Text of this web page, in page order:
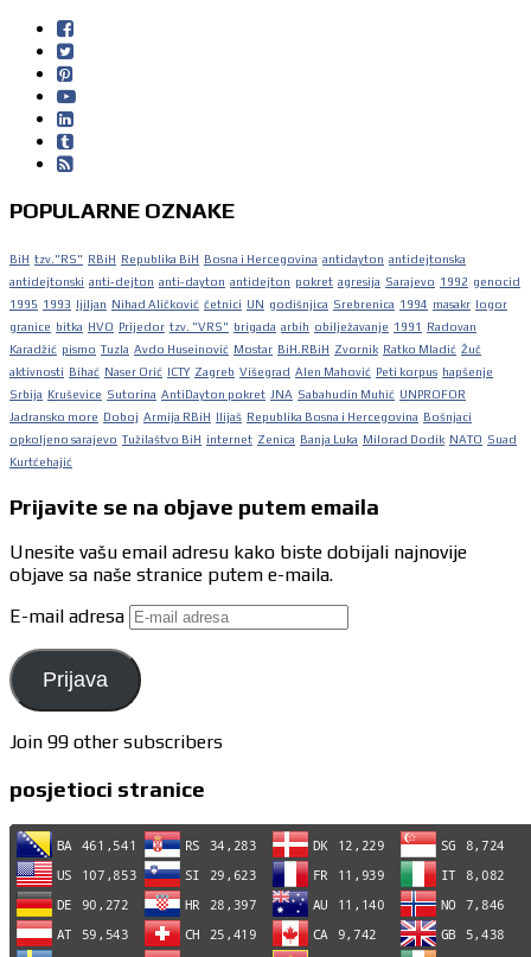
POPULARNE OZNAKE
BiH tzv."RS" RBiH Republika BiH Bosna i Hercegovina antidayton antidejtonska
antidejtonski anti-dejton anti-dayton antidejton pokret agresija Sarajevo 1992 genocid
1995 1993 ljiljan Nihad Aličković četnici UN godišnjica Srebrenica 1994 masakr logor
granice bitka HVO Prijedor tzv. "VRS" brigada arbih obilježavanje 1991
Radovan
Karadžić pismo Tuzla Avdo Huseinović Mostar BiH.RBiH Zvornik Ratko Mladić Žuč
aktivnosti Bihać Naser Orić ICTY Zagreb Višegrad Alen Mahović Peti korpus hapšenje
Srbija Kruševice Sutorina AntiDayton pokret JNA Sabahudin Muhić UNPROFOR
Jadransko more Doboj Armija RBiH Ilijaš Republika Bosna i Hercegovina Bošnjaci
opkoljeno sarajevo Tužilaštvo BiH internet Zenica Banja Luka Milorad Dodik NATO Suad
Kurtćehajić
Prijavite se na objave putem emaila
Unesite vašu email adresu kako biste dobijali najnovije
objave sa naše stranice putem e-maila.
E-mail adresa
Prijava
Join 99 other subscribers
posjetioci stranice